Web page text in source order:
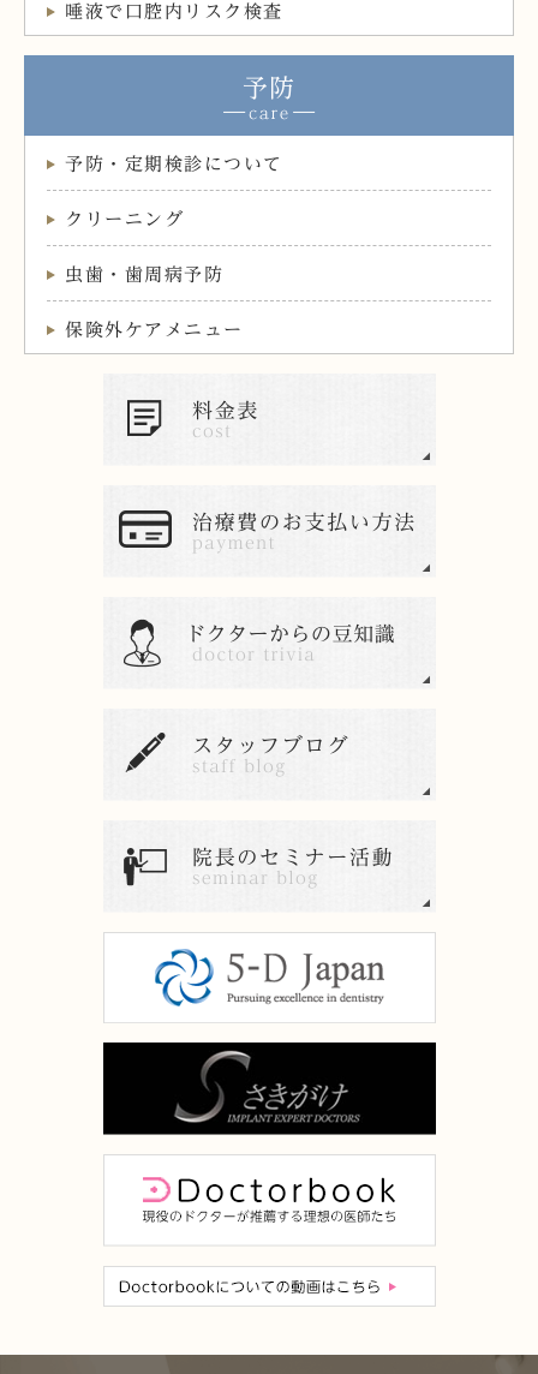
唾液で口腔内リスク検査
予防
予防・定期検診について
クリーニング
虫歯・歯周病予防
保険外ケアメニュー